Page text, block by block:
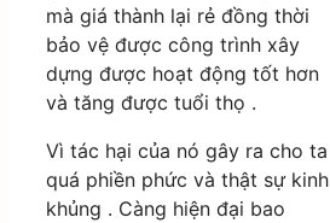
mà giá thành lại rẻ đồng thời
bảo vệ được công trình xây
dựng được hoạt động tốt hơn
và tăng được tuổi thọ .
Vì tác hại của nó gây ra cho ta
quá phiền phức và thật sự kinh
khủng . Càng hiện đại bao